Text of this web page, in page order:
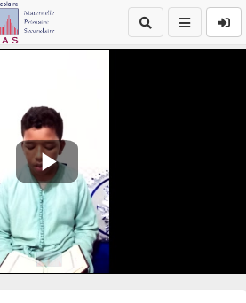
Play
Video